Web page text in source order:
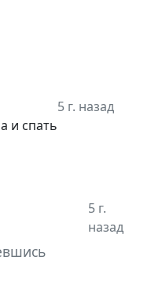
и спать
5 г. назад
5 г.
назад